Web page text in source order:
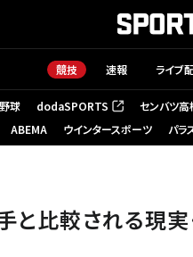
競技 速報 ライブ
球 dodaSPORTS
（新しいタブで開く） センバツ
ABEMA
ウインタースポーツ パラ
と比較される